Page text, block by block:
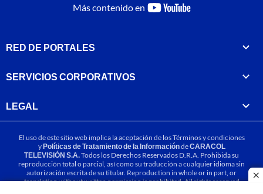
Más contenido en
youtube-
RED DE PORTALES
SERVICIOS CORPORATIVOS
LEGAL
El uso de este sitio web implica la aceptación de losTérminos y condiciones
yPolíticas de Tratamiento de la InformacióndeCARACOL
TELEVISIÓN S.A.Todos los Derechos Reservados D.R.A. Prohibida su
reproducción total o parcial, así como su traducción a cualquier idioma sin
autorización escrita de su titular. Reproduction in whole or in part, or
translation without written permission is prohibited. All rights reserved